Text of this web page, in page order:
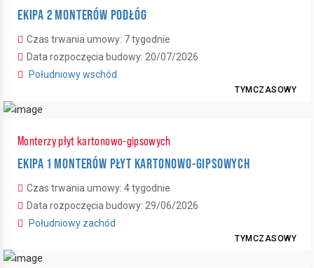
EKIPA 2 MONTERÓW PODŁÓG
Czas trwania umowy: 7 tygodnie
Data rozpoczęcia budowy: 20/07/2026
Południowy wschód
TYMCZASOWY
Monterzy płyt kartonowo-gipsowych
EKIPA 1 MONTERÓW PŁYT KARTONOWO-GIPSOWYCH
Czas trwania umowy: 4 tygodnie
Data rozpoczęcia budowy: 29/06/2026
Południowy zachód
TYMCZASOWY